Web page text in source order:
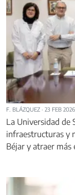
F. BLÁZQUEZ · 23 FEB
La Universidad de
infraestructuras y
Béjar y atraer más